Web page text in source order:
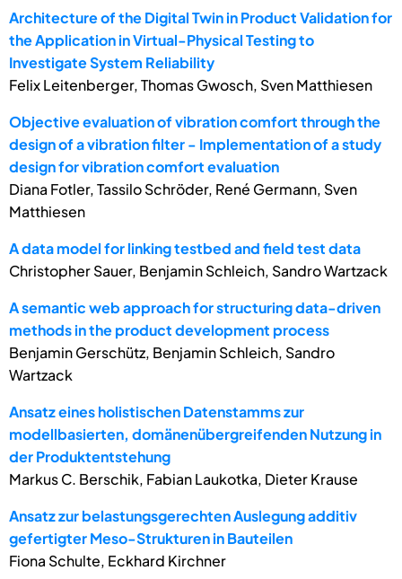
Architecture of the Digital Twin in Product Validation for
the Application in Virtual-Physical Testing to
Investigate System Reliability
Felix Leitenberger, Thomas Gwosch, Sven Matthiesen
Objective evaluation of vibration comfort through the
design of a vibration filter - Implementation of a study
design for vibration comfort evaluation
Diana Fotler, Tassilo Schröder, René Germann, Sven
Matthiesen
A data model for linking testbed and field test data
Christopher Sauer, Benjamin Schleich, Sandro Wartzack
A semantic web approach for structuring data-driven
methods in the product development process
Benjamin Gerschütz, Benjamin Schleich, Sandro
Wartzack
Ansatz eines holistischen Datenstamms zur
modellbasierten, domänenübergreifenden Nutzung in
der Produktentstehung
Markus C. Berschik, Fabian Laukotka, Dieter Krause
Ansatz zur belastungsgerechten Auslegung additiv
gefertigter Meso-Strukturen in Bauteilen
Fiona Schulte, Eckhard Kirchner